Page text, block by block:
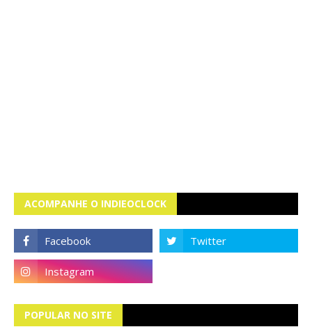
ACOMPANHE O INDIEOCLOCK
POPULAR NO SITE